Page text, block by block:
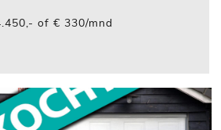
of € 330/mnd